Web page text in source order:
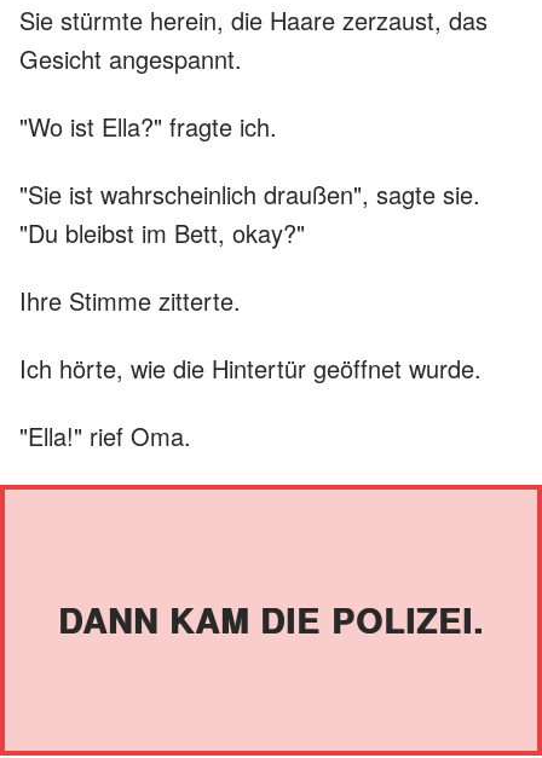
Sie stürmte herein, die Haare zerzaust, das
Gesicht angespannt.
"Wo ist Ella?" fragte ich.
"Sie ist wahrscheinlich draußen", sagte sie.
"Du bleibst im Bett, okay?"
Ihre Stimme zitterte.
Ich hörte, wie die Hintertür geöffnet wurde.
"Ella!" rief Oma.
DANN KAM DIE POLIZEI.